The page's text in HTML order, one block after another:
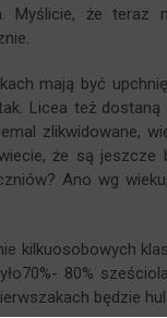
Myślicie, że teraz
mają być
Licea też dostaną
zlikwidowane,
że są jeszcze
Ano wg
kilkuosobowych
80%
będzie